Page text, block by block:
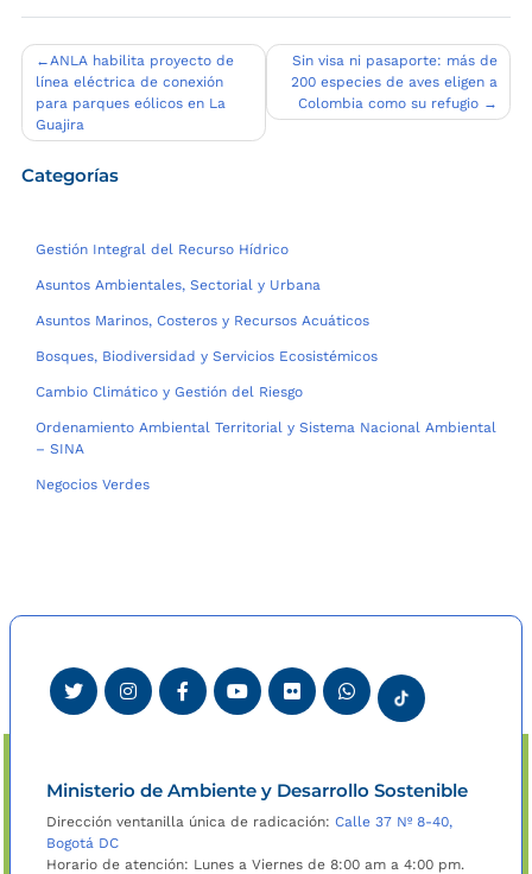
Navegación
de
entradas
ANLA habilita proyecto de
línea eléctrica de conexión
para parques eólicos en La
Guajira
Sin visa ni pasaporte: más de
200 especies de aves eligen a
Colombia como su refugio
Categorías
Gestión Integral del Recurso Hídrico
Asuntos Ambientales, Sectorial y Urbana
Asuntos Marinos, Costeros y Recursos Acuáticos
Bosques, Biodiversidad y Servicios Ecosistémicos
Cambio Climático y Gestión del Riesgo
Ordenamiento Ambiental Territorial y Sistema Nacional Ambiental
– SINA
Negocios Verdes
Ministerio de Ambiente y Desarrollo Sostenible
Dirección ventanilla única de radicación: Calle 37 Nº 8-40,
Bogotá DC
Horario de atención: Lunes a Viernes de 8:00 am a 4:00 pm.